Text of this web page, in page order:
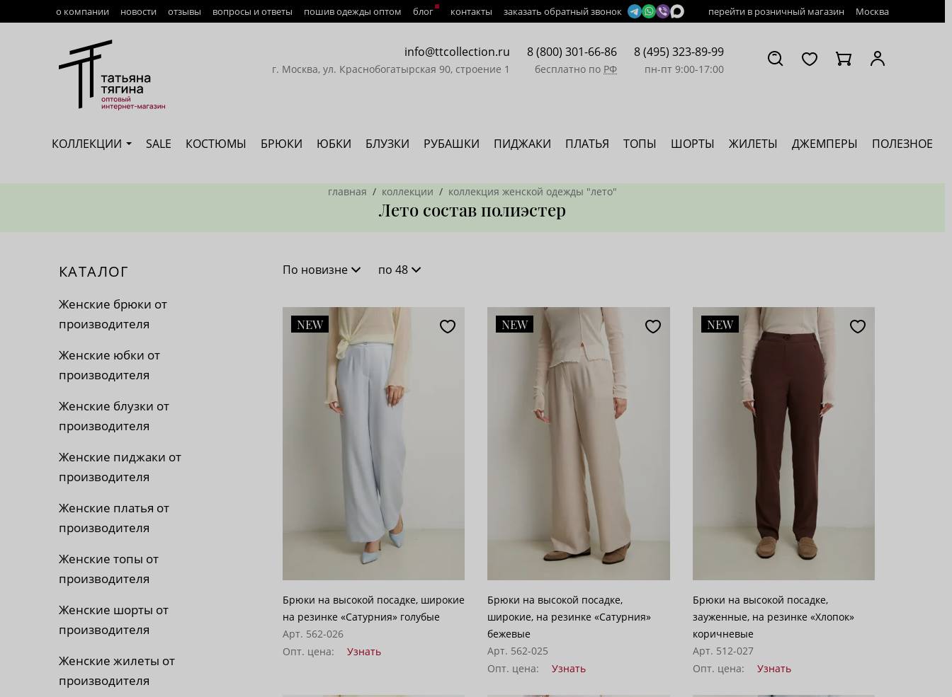
о компании
Доставка
Возврат
новости отзывы вопросы и ответы пошив одежды оптом блог контакты заказать обратный звонок перейти в розничный магазин Москва
info@ttcollection.ru
г. Москва, ул. Краснобогатырская 90, строение 1
8 (800) 301-66-86
бесплатно по РФ
8 (495) 323-89-99
пн-пт 9:00-17:00
КОЛЛЕКЦИИ SALE КОСТЮМЫ БРЮКИ ЮБКИ БЛУЗКИ РУБАШКИ ПИДЖАКИ ПЛАТЬЯ ТОПЫ ШОРТЫ ЖИЛЕТЫ ДЖЕМПЕРЫ ПОЛЕЗНОЕ
главная коллекции коллекция женской одежды "лето"
Лето состав полиэстер
КАТАЛОГ
Женские брюки от
производителя
Женские юбки от
производителя
Женские блузки от
производителя
Женские пиджаки от
производителя
Женские платья от
производителя
Женские топы от
производителя
Женские шорты от
производителя
Женские жилеты от
производителя
По новизне
По популярности
По возрастанию цены
По убыванию цены
по 48
28
100
NEW
Брюки на высокой посадке, широкие
на резинке «Сатурния» голубые
Арт. 562-026
Опт. цена:
Узнать
NEW
Брюки на высокой посадке,
широкие, на резинке «Сатурния»
бежевые
Арт. 562-025
Опт. цена:
Узнать
NEW
Брюки на высокой посадке,
зауженные, на резинке «Хлопок»
коричневые
Арт. 512-027
Опт. цена:
Узнать